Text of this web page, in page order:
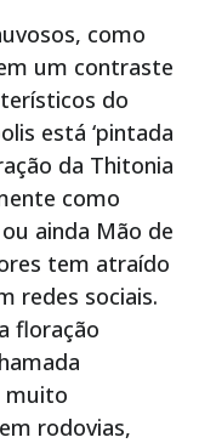
como
um contraste
do
está ‘pintada
da Thitonia
como
ainda Mão de
tem atraído
redes sociais.
floração
muito
rodovias,